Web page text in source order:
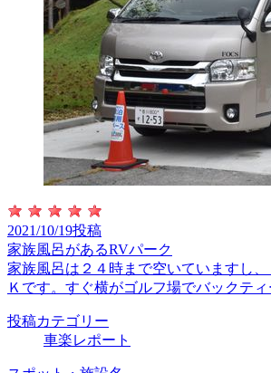
2021/10/19投稿
家族風呂があるRVパーク
家族風呂は２４時まで空いていますし
Ｋです。すぐ横がゴルフ場でバックテ
投稿カテゴリー
車楽レポート